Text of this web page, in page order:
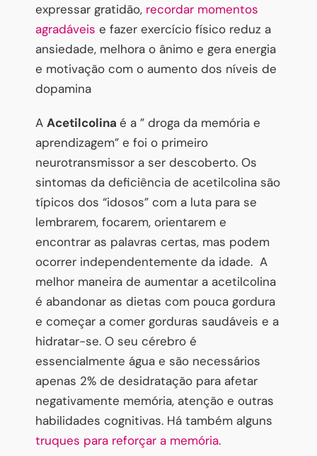
expressar gratidão, recordar momentos
agradáveis e fazer exercício físico reduz a
ansiedade, melhora o ânimo e gera energia
e motivação com o aumento dos níveis de
dopamina
A Acetilcolina é a ” droga da memória e
aprendizagem” e foi o primeiro
neurotransmissor a ser descoberto. Os
sintomas da deficiência de acetilcolina são
típicos dos “idosos” com a luta para se
lembrarem, focarem, orientarem e
encontrar as palavras certas, mas podem
ocorrer independentemente da idade. A
melhor maneira de aumentar a acetilcolina
é abandonar as dietas com pouca gordura
e começar a comer gorduras saudáveis e a
hidratar-se. O seu cérebro é
essencialmente água e são necessários
apenas 2% de desidratação para afetar
negativamente memória, atenção e outras
habilidades cognitivas. Há também alguns
truques para reforçar a memória.